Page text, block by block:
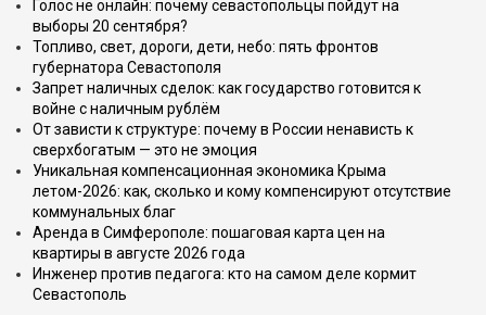
Голос не онлайн: почему севастопольцы пойдут на
выборы 20 сентября?
Топливо, свет, дороги, дети, небо: пять фронтов
губернатора Севастополя
Запрет наличных сделок: как государство готовится к
войне с наличным рублём
От зависти к структуре: почему в России ненависть к
сверхбогатым — это не эмоция
Уникальная компенсационная экономика Крыма
летом-2026: как, сколько и кому компенсируют отсутствие
коммунальных благ
Аренда в Симферополе: пошаговая карта цен на
квартиры в августе 2026 года
Инженер против педагога: кто на самом деле кормит
Севастополь